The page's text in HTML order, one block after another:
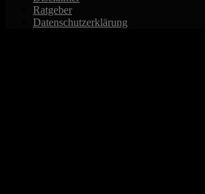
Ratgeber
Datenschutzerklärung